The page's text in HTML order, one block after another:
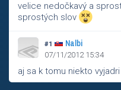
velice nedočkavý a
sprostých slov
#1 Nalbi
07/11/2012 15:34
aj sa k tomu niekto